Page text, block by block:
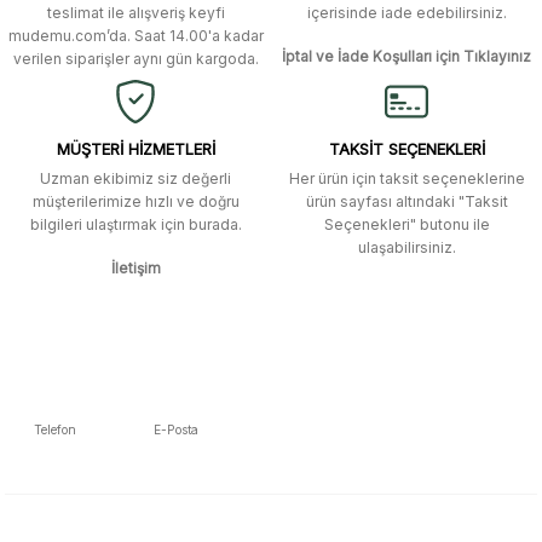
Ürün bilgilerinde hatalar bulunuyor.
Ürün fiyatı diğer sitelerden daha pahalı.
Bu ürüne benzer farklı alternatifler olmalı.
Murat Duman | 17/03/2026
Site güvenilir ve kullanışlı, fakat
kavela ve diğer ahşap aksesuarları
menü seçeneklerinde bulunmuyor,
spesifik olarak "kavela" terimini
aratarak bulunabilir.
M... K... | 12/12/2025
Ben bu kadar hızlı bir teslimat
Ben bu kadar hızlı bir teslimat
teslimat ile alışveriş keyfi
mudemu.com’da. Saat 14.00'a kadar
verilen siparişler aynı gün kargoda.
içerisinde iade edebilirsiniz.
İptal ve İade Koşulları için Tıklayınız
MÜŞTERİ HİZMETLERİ
Uzman ekibimiz siz değerli
müşterilerimize hızlı ve doğru
bilgileri ulaştırmak için burada.
İletişim
TAKSİT SEÇENEKLERİ
Her ürün için taksit seçeneklerine
ürün sayfası altındaki "Taksit
Seçenekleri" butonu ile
ulaşabilirsiniz.
Telefon E-Posta